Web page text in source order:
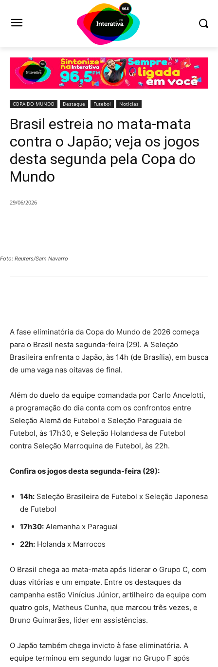
COPA DO MUNDO Destaque Futebol Notícias
Brasil estreia no mata-mata
contra o Japão; veja os jogos
desta segunda pela Copa do
Mundo
29/06/2026
Foto: Reuters/Sam Navarro
A fase eliminatória da Copa do Mundo de 2026 começa
para o Brasil nesta segunda-feira (29). A Seleção
Brasileira enfrenta o Japão, às 14h (de Brasília), em busca
de uma vaga nas oitavas de final.
Além do duelo da equipe comandada por Carlo Ancelotti,
a programação do dia conta com os confrontos entre
Seleção Alemã de Futebol e Seleção Paraguaia de
Futebol, às 17h30, e Seleção Holandesa de Futebol
contra Seleção Marroquina de Futebol, às 22h.
Confira os jogosdesta segunda-feira (29):
14h: Seleção Brasileira de Futebol x Seleção Japonesa
de Futebol
17h30: Alemanha x Paraguai
22h: Holanda x Marrocos
O Brasil chega ao mata-mata após liderar o Grupo C, com
duas vitórias e um empate. Entre os destaques da
campanha estão Vinícius Júnior, artilheiro da equipe com
quatro gols, Matheus Cunha, que marcou três vezes, e
Bruno Guimarães, líder em assistências.
O Japão também chega invicto à fase eliminatória. A
equipe terminou em segundo lugar no Grupo F após